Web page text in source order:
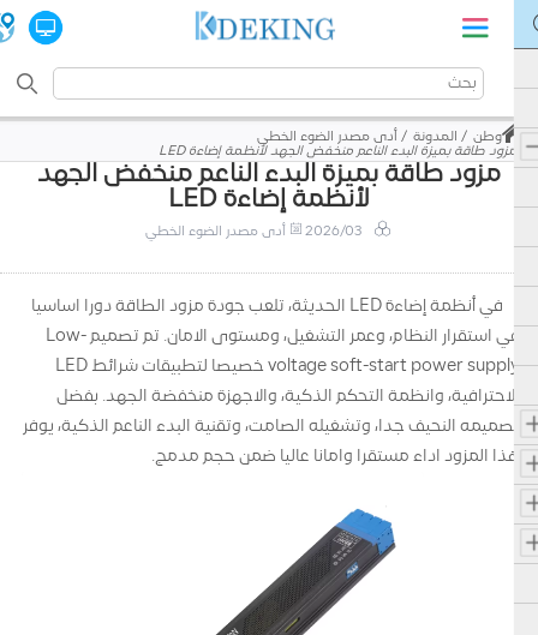
وطن المدونة
أدى مصدر الضوء الخطي
مزود طاقة بميزة البدء الناعم منخفض الجهد لأنظمة إضاءة LED
مزود طاقة بميزة البدء الناعم منخفض الجهد
لأنظمة إضاءة LED
2026/03 أدى مصدر الضوء الخطي
في أنظمة إضاءة LED الحديثة، تلعب جودة مزود الطاقة دورا اساسيا
في استقرار النظام، وعمر التشغيل، ومستوى الامان. تم تصميم Low-
voltage soft-start power supply خصيصا لتطبيقات شرائط LED
الاحترافية، وانظمة التحكم الذكية، والاجهزة منخفضة الجهد. بفضل
تصميمه النحيف جدا، وتشغيله الصامت، وتقنية البدء الناعم الذكية، يوفر
هذا المزود اداء مستقرا وامانا عاليا ضمن حجم مدمج.